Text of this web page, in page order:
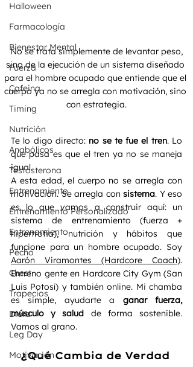
Halloween
Farmacología
Bienestar Mental
Fuerza
Cafeina
Timing
Nutrición
Anabólicos
Testosterona
Entrenamiento
Entrenamiento Personalizado
Entrenamiento
Pecho
Chest
Trapecios
Dieta
Leg Day
Motivación
No se trata simplemente de levantar peso,
sino de la ejecución de un sistema diseñado
para el hombre ocupado que entiende que el
cuerpo ya no se arregla con motivación, sino
con estrategia.
Te lo digo directo: no se te fue el tren. Lo
que pasa es que el tren ya no se maneja
igual.
A esta edad, el cuerpo no se arregla con
motivación. Se arregla con sistema. Y eso
es lo que vamos a construir aquí: un
sistema de entrenamiento (fuerza +
hipertrofia), nutrición y hábitos que
Aarón Viramontes (Hardcore Coach).
Entreno gente en Hardcore City Gym (San
Luis Potosí) y también online. Mi chamba
es simple, ayudarte a ganar fuerza,
músculo y salud de forma sostenible.
Vamos al grano.
¿Qué Cambia de Verdad